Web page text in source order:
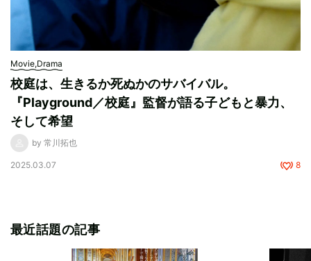
Movie,Drama
校庭は、生きるか死ぬかのサバイバル。
『Playground／校庭』監督が語る子どもと暴力、
そして希望
by 常川拓也
2025.03.07 8
最近話題の記事